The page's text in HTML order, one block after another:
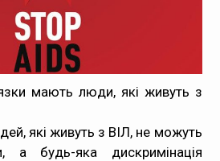
мають люди, які живуть з
які живуть з ВІЛ, не можуть
а будь-яка дискримінація